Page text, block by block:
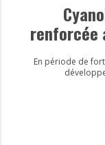
renforcée
En période de